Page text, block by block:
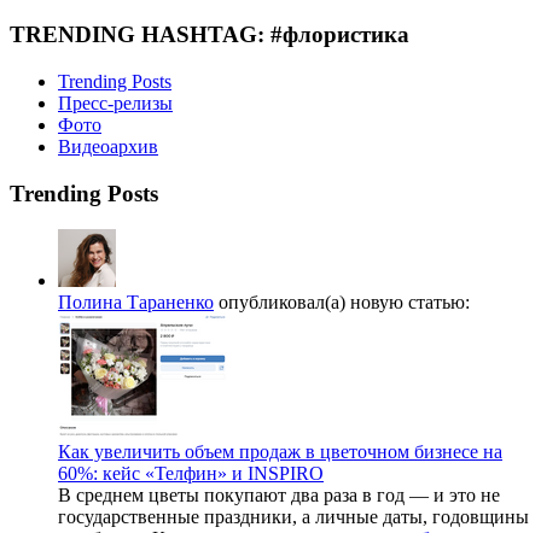
TRENDING HASHTAG: #флористика
Trending Posts
Пресс-релизы
Фото
Видеоархив
Trending Posts
Полина Тараненко опубликовал(а) новую статью:
Как увеличить объем продаж в цветочном бизнесе на
60%: кейс «Телфин» и INSPIRO
В среднем цветы покупают два раза в год — и это не
государственные праздники, а личные даты, годовщины